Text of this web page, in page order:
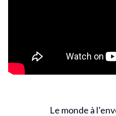
Le monde à